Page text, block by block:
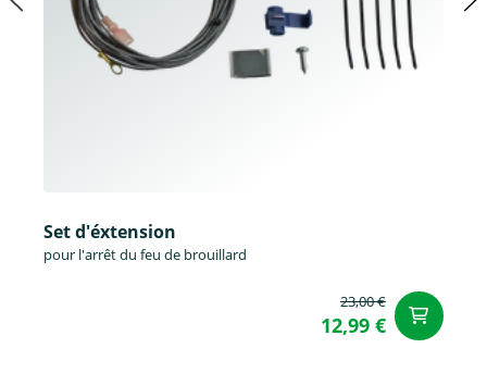
Set d'éxtension
pour l'arrêt du feu de brouillard
23,00 €
12,99 €